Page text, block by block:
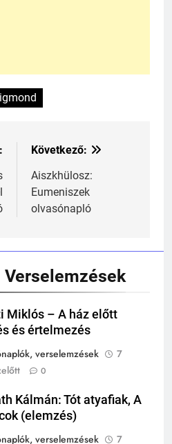
Következő:
Aiszkhülosz:
Eumeniszek
olvasónapló
Verselemzések
Miklós – A ház előtt
és értelmezés
verselemzések
7
0
Kálmán: Tót atyafiak, A
(elemzés)
verselemzések
7
fel a gőzgépet?
ÉRDEKESSÉGEK
a három királyok?
titkai: Mi rejtőzött a
falai mögött?